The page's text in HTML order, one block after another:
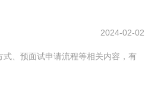
2024-02-02
、预面试申请流程等相关内容，有